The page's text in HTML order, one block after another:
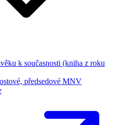
k současnosti (kniha z roku
předsedové MNV